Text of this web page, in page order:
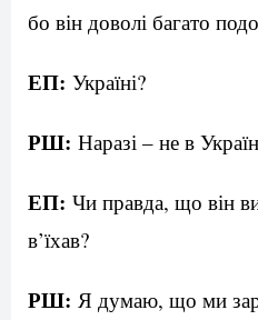
бо він доволі багато
ЕП: Україні?
РШ: Наразі – не в
ЕП: Чи правда, що він
в’їхав?
РШ: Я думаю, що ми